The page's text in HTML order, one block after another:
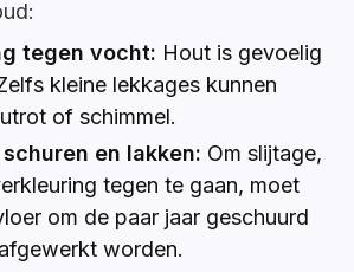
tegen vocht: Hout is gevoelig
kleine lekkages kunnen
of schimmel.
en lakken: Om slijtage,
tegen te gaan, moet
om de paar jaar geschuurd
worden.